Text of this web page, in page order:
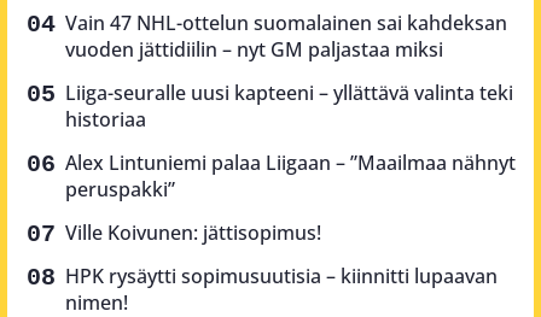
Vain 47 NHL-ottelun suomalainen sai kahdeksan
vuoden jättidiilin – nyt GM paljastaa miksi
Liiga-seuralle uusi kapteeni – yllättävä valinta teki
historiaa
Alex Lintuniemi palaa Liigaan – ”Maailmaa nähnyt
peruspakki”
Ville Koivunen: jättisopimus!
HPK rysäytti sopimusuutisia – kiinnitti lupaavan
nimen!